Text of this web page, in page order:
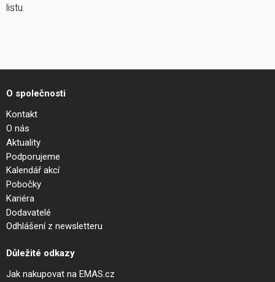
listu.
O společnosti
Kontakt
O nás
Aktuality
Podporujeme
Kalendář akcí
Pobočky
Kariéra
Dodavatelé
Odhlášení z newsletteru
Důležité odkazy
Jak nakupovat na EMAS.cz